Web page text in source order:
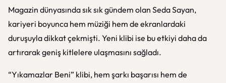
Magazin dünyasında sık sık gündem olan Seda Sayan,
kariyeri boyunca hem müziği hem de ekranlardaki
duruşuyla dikkat çekmişti. Yeni klibi ise bu etkiyi daha da
artırarak geniş kitlelere ulaşmasını sağladı.
“Yıkamazlar Beni” klibi, hem şarkı başarısı hem de